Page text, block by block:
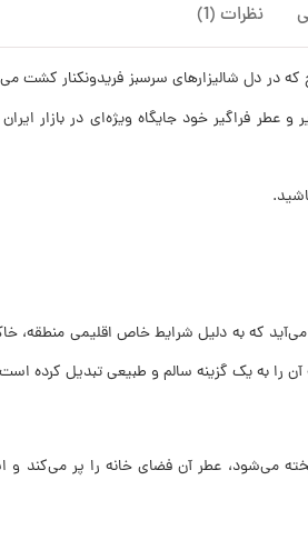
نظرات (1)
در دل شالیزارهای سرسبز فریدونکنار کشت
فراگیر خود جایگاه ویژه‌ای در بازار
که به دلیل شرایط خاص اقلیمی
را به یک گزینه سالم و طبیعی تبدیل کرده
می‌شود، عطر آن فضای خانه را پر می‌کند و